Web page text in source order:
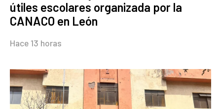
útiles escolares organizada por la
CANACO en León
Hace 13 horas